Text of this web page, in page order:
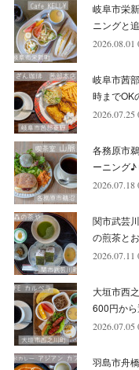
(7)
( 6)
(10)
(5)
(6)
(8)
(9)
(4)
(6)
(11)
(7)
(9)
(2)
(7)
(5)
(1)
(8)
(4)
(7)
(4)
(5)
(4)
(4)
(10)
(10)
(6)
(7)
(8)
(7)
(6)
(5)
(6)
(8)
(8)
(5)
(8)
(8)
(8)
(9)
(9)
(9)
(7)
(11)
(10)
(10)
(12)
(16)
(9)
(13)
(8)
(6)
(12)
(6)
岐阜市栄
ニングと
2026.08.01
岐阜市茜
時までOK
2026.07.25
各務原市
ーニング
2026.07.18
関市武芸
の煎茶と
2026.07.11
大垣市西
600円か
2026.07.05
羽島市舟